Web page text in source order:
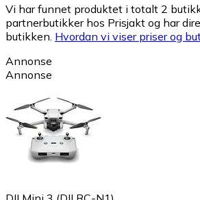
Vi har funnet produktet i totalt 2
partnerbutikker hos Prisjakt og har
butikken. Hvordan vi viser priser og
Annonse
Annonse